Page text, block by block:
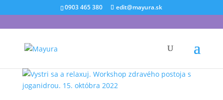
0903 465 380 edit@mayura.sk